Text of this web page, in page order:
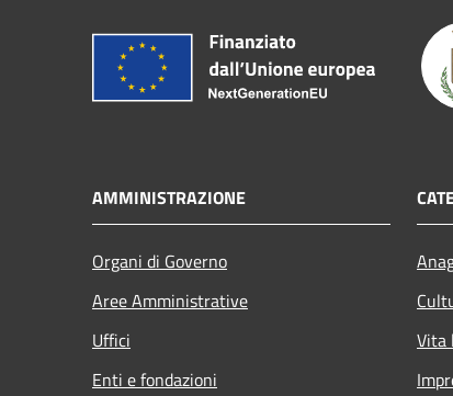
AMMINISTRAZIONE
Organi di Governo
Aree Amministrative
Uffici
Enti e fondazioni
Vita